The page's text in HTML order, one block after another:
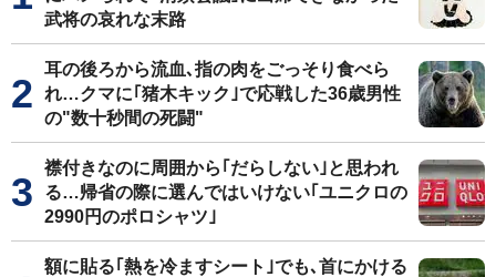
武将の哀れな末路
耳の後ろから流血､指の肉をごっそり食べら
れ…クマに｢猪木キック｣で応戦した36歳男性
の"数十秒間の死闘"
襟付きなのに周囲から｢だらしない｣と思われ
る…帰省の際に選んではいけない｢ユニクロの
2990円のポロシャツ｣
額に貼る｢熱を冷ますシート｣でも､首にかける